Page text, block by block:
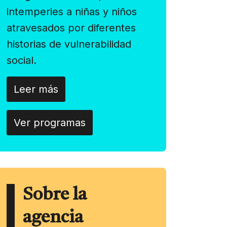
intemperies a niñas y niños
atravesados por diferentes
historias de vulnerabilidad
social.
Leer más
Ver programas
Sobre la
agencia